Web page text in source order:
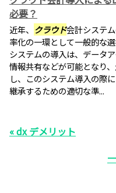
必要？
近年、 クラウド会計システ
率化の一環として一般的な選
システムの導入は、データ
情報共有などが可能となり
し、このシステム導入の際
継承するための適切な準...
« dx デメリット